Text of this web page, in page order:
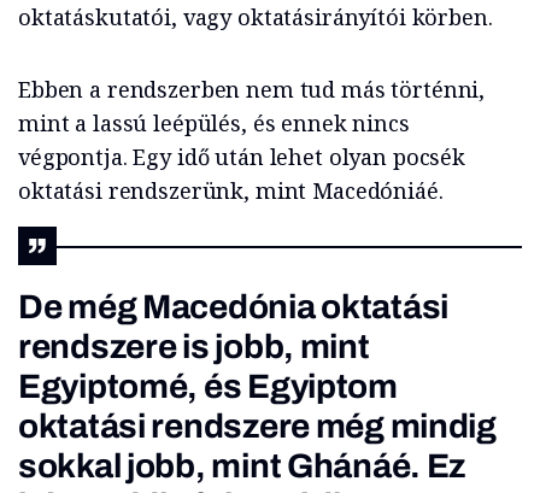
oktatáskutatói, vagy oktatásirányítói körben.
Ebben a rendszerben nem tud más történni,
mint a lassú leépülés, és ennek nincs
végpontja. Egy idő után lehet olyan pocsék
oktatási rendszerünk, mint Macedóniáé.
De még Macedónia oktatási
rendszere is jobb, mint
Egyiptomé, és Egyiptom
oktatási rendszere még mindig
sokkal jobb, mint Ghánáé. Ez